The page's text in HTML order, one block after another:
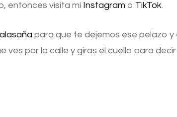
entonces visita mi Instagram o TikTok.
para que te dejemos ese pelazo y
ves por la calle y giras el cuello para decir